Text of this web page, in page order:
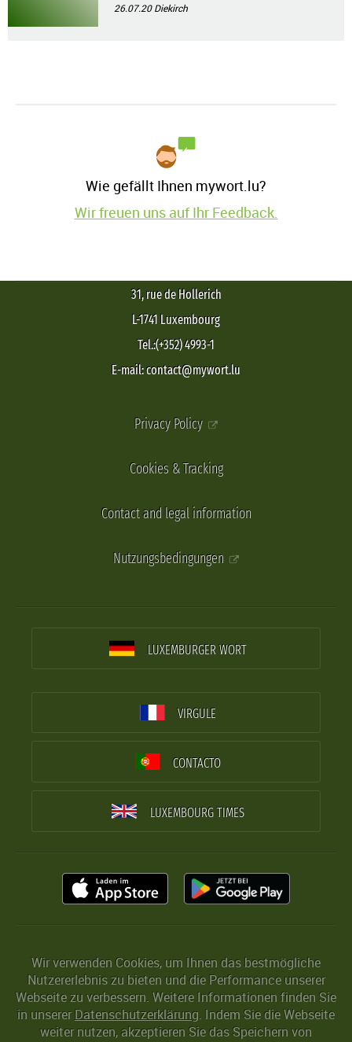
26.07.20Diekirch
Wie gefällt Ihnen mywort.lu?
Wir freuen uns auf Ihr Feedback.
31, rue de Hollerich
L-1741 Luxembourg
Tel.:(+352) 4993-1
E-mail: contact@mywort.lu
Privacy Policy
Cookies & Tracking
Contact and legal information
Nutzungsbedingungen
LUXEMBURGER WORT
VIRGULE
CONTACTO
LUXEMBOURG TIMES
Wir verwenden Cookies, um Ihnen das bestmögliche
Nutzererlebnis zu bieten und die Performance unserer
Webseite zu verbessern. Weitere Informationen finden Sie
in unserer Datenschutzerklärung. Indem Sie die Webseite
weiter nutzen, akzeptieren Sie das Speichern von